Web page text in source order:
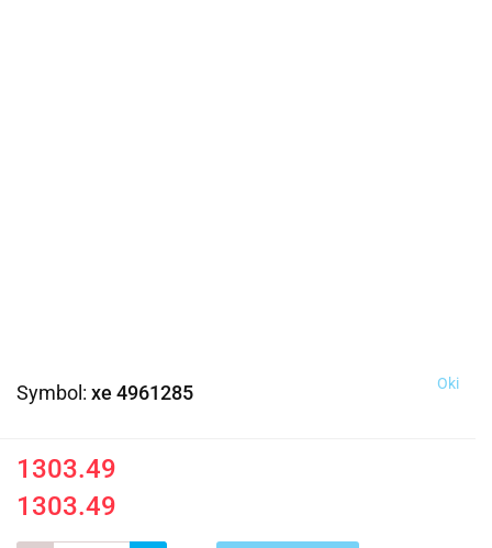
Symbol: xe 4961285 Oki
1303.49
1303.49